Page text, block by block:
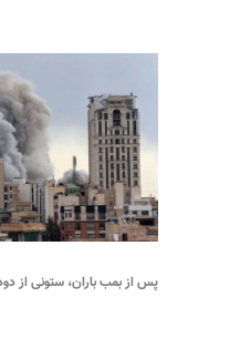
پس از بمب باران، ستونی از